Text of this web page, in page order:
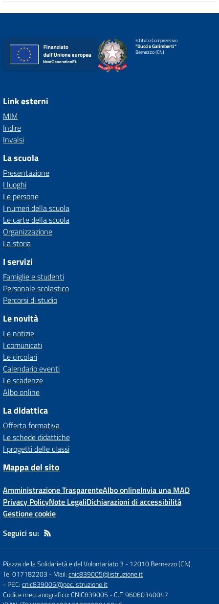
Istituto Comprensivo
"Duccio Galimberti"
Bernezzo (CN)
Link esterni
MIM
Indire
Invalsi
La scuola
Presentazione
I luoghi
Le persone
I numeri della scuola
Le carte della scuola
Organizzazione
La storia
I servizi
Famiglie e studenti
Personale scolastico
Percorsi di studio
Le novità
Le notizie
I comunicati
Le circolari
Calendario eventi
Le scadenze
Albo online
La didattica
Offerta formativa
Le schede didattiche
I progetti delle classi
Mappa del sito
Amministrazione TrasparenteAlbo onlineInvia una MAD
Privacy PolicyNote LegaliDichiarazioni di accessibilità
Gestione cookie
Seguici su:
Piazza della Solidarietà e del Volontariato 3 -12010 Bernezzo (CN)
Tel 017182203 - Mail:cnic839005@istruzione.it
- PEC:cnic839005@pec.istruzione.it
Codice meccanografico: CNIC839005 - C.F. 96060340047